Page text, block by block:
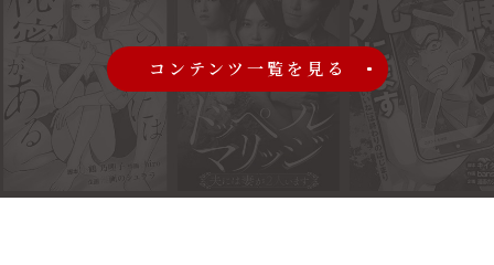
コンテンツ一覧を見る